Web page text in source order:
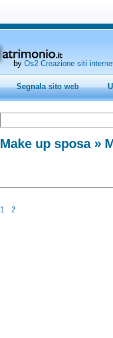
by Os2 Creazione siti
Segnala sito web
Make up sposa»
1 2